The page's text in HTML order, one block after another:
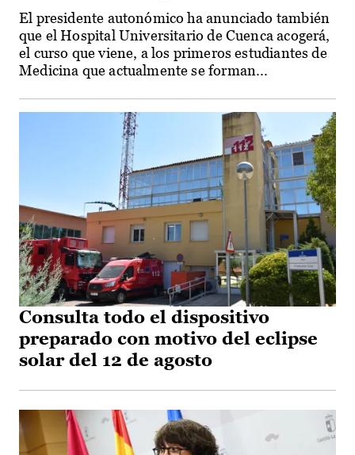
El presidente autonómico ha anunciado también
que el Hospital Universitario de Cuenca acogerá,
el curso que viene, a los primeros estudiantes de
Medicina que actualmente se forman...
Consulta todo el dispositivo
preparado con motivo del eclipse
solar del 12 de agosto